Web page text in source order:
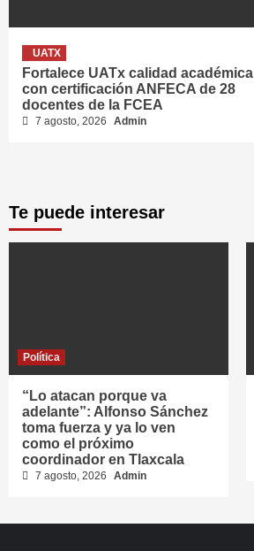
UATX
Fortalece UATx calidad académica
con certificación ANFECA de 28
docentes de la FCEA
7 agosto, 2026 Admin
Te puede interesar
Política
“Lo atacan porque va
adelante”: Alfonso Sánchez
toma fuerza y ya lo ven
como el próximo
coordinador en Tlaxcala
7 agosto, 2026 Admin